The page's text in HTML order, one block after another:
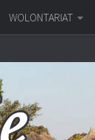
WOLONTARIAT